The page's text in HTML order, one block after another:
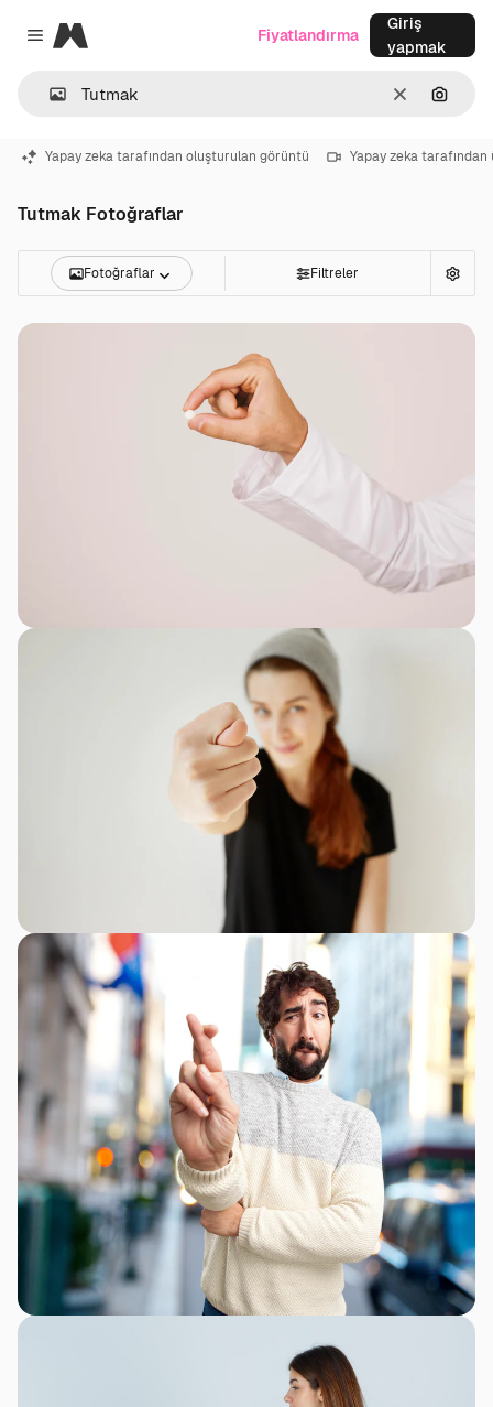
Close menu
Magnific
Temizlemek
Fiyatlandırma
Giriş
yapmak
Yapay zeka tarafından oluşturulan görüntü Yapay zeka
Tutmak Fotoğraflar
Fotoğraflar Filtreler